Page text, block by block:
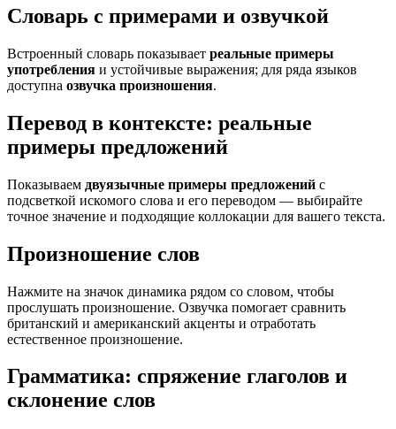
Словарь с примерами и озвучкой
Встроенный словарь показывает реальные примеры
употребления и устойчивые выражения; для ряда языков
доступна озвучка произношения.
Перевод в контексте: реальные
примеры предложений
Показываем двуязычные примеры предложений с
подсветкой искомого слова и его переводом — выбирайте
точное значение и подходящие коллокации для вашего текста.
Произношение слов
Нажмите на значок динамика рядом со словом, чтобы
прослушать произношение. Озвучка помогает сравнить
британский и американский акценты и отработать
естественное произношение.
Грамматика: спряжение глаголов и
склонение слов